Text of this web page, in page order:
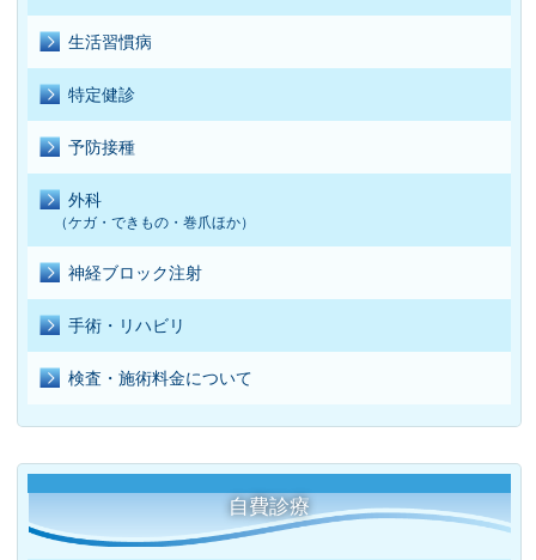
生活習慣病
特定健診
予防接種
外科
（ケガ・できもの・巻爪ほか）
神経ブロック注射
手術・リハビリ
検査・施術料金について
自費診療